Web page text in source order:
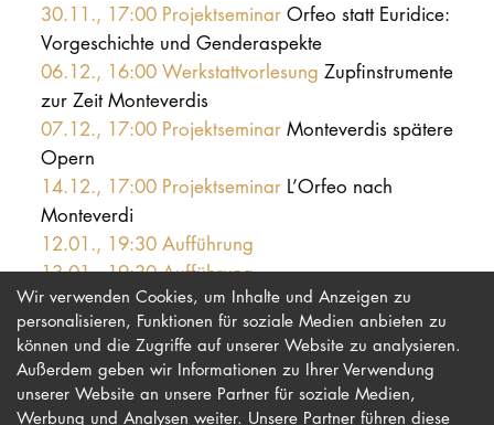
30.11., 17:00 ProjektseminarOrfeo statt Euridice:
Vorgeschichte und Genderaspekte
06.12., 16:00 Werkstattvorlesung Zupfinstrumente
zur Zeit Monteverdis
07.12., 17:00 ProjektseminarMonteverdis spätere
Opern
14.12., 17:00 ProjektseminarL’Orfeo nach
Monteverdi
12.01., 19:30 Aufführung
13.01., 19:30 Aufführung
Wir verwenden Cookies, um Inhalte und Anzeigen zu
personalisieren, Funktionen für soziale Medien anbieten zu
können und die Zugriffe auf unserer Website zu analysieren.
Außerdem geben wir Informationen zu Ihrer Verwendung
unserer Website an unsere Partner für soziale Medien,
Werbung und Analysen weiter. Unsere Partner führen diese